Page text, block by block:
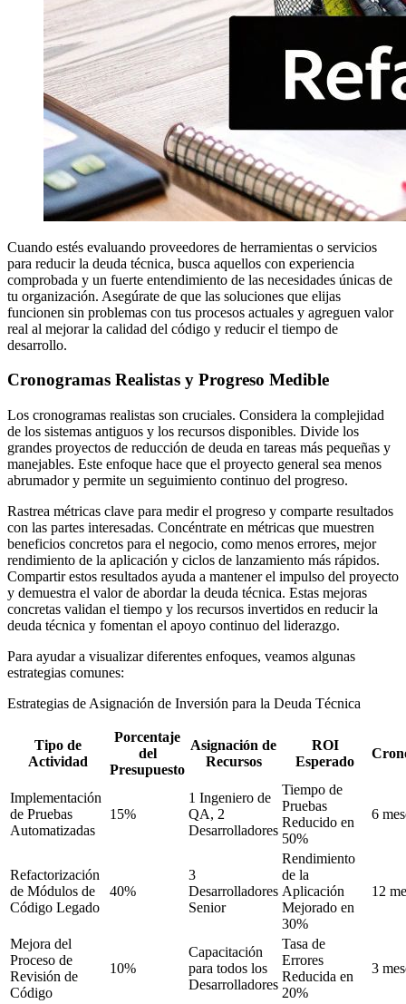
Cuando estés evaluando proveedores de herramientas o servicios
para reducir la deuda técnica, busca aquellos con experiencia
comprobada y un fuerte entendimiento de las necesidades únicas de
tu organización. Asegúrate de que las soluciones que elijas
funcionen sin problemas con tus procesos actuales y agreguen valor
real al mejorar la calidad del código y reducir el tiempo de
desarrollo.
Cronogramas Realistas y Progreso Medible
Los cronogramas realistas son cruciales. Considera la complejidad
de los sistemas antiguos y los recursos disponibles. Divide los
grandes proyectos de reducción de deuda en tareas más pequeñas y
manejables. Este enfoque hace que el proyecto general sea menos
abrumador y permite un seguimiento continuo del progreso.
Rastrea métricas clave para medir el progreso y comparte resultados
con las partes interesadas. Concéntrate en métricas que muestren
beneficios concretos para el negocio, como menos errores, mejor
rendimiento de la aplicación y ciclos de lanzamiento más rápidos.
Compartir estos resultados ayuda a mantener el impulso del proyecto
y demuestra el valor de abordar la deuda técnica. Estas mejoras
concretas validan el tiempo y los recursos invertidos en reducir la
deuda técnica y fomentan el apoyo continuo del liderazgo.
Para ayudar a visualizar diferentes enfoques, veamos algunas
estrategias comunes:
Estrategias de Asignación de Inversión para la Deuda Técnica
Tipo de
Actividad
Porcentaje
del
Presupuesto
Asignación de
Recursos
ROI
Esperado
Implementación
de Pruebas
Automatizadas
15%
1 Ingeniero de
QA, 2
Desarrolladores
Tiempo de
Pruebas
Reducido en
50%
6
Refactorización
de Módulos de
Código Legado
40%
3
Desarrolladores
Senior
Rendimiento
de la
Aplicación
Mejorado en
30%
12
Mejora del
Proceso de
Revisión de
Código
10%
Capacitación
para todos los
Desarrolladores
Tasa de
Errores
Reducida en
20%
3